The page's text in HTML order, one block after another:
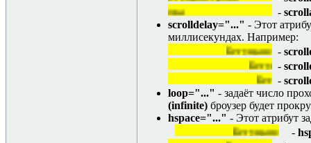
Бегущая
-
scrolldelay="..." - Этот
миллисекундах. Например:
Бегущая строка
-
Бегущая
-
Бегущая
-
loop="..." - задаёт число
(infinite) броузер будет
hspace="..." - Этот атрибут
Бегущая строка
-